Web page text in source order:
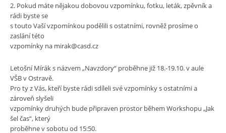
2. Pokud máte nějakou dobovou vzpomínku, fotku, leták, zpěvník a
rádi byste se
s touto Vaší vzpomínkou podělili s ostatními, rovněž prosíme o
zaslání této
vzpomínky na mirak@casd.cz
Letošní Mírák s názvem „Navzdory“ proběhne již 18.-19.10. v aule
VŠB v Ostravě.
Pro ty z Vás, kteří byste rádi sdíleli své vzpomínky s ostatními a
zároveň slyšeli
vzpomínky druhých bude připraven prostor během Workshopu „Jak
šel čas“, který
proběhne v sobotu od 15:50.